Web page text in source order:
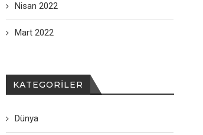
Nisan 2022
Mart 2022
KATEGORILER
Dünya